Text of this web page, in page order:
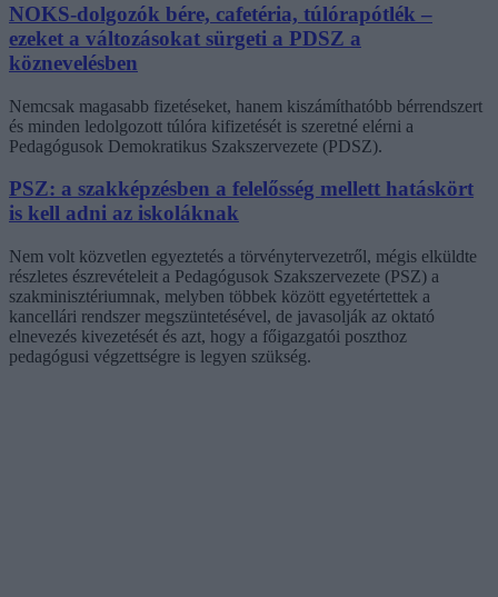
NOKS-dolgozók bére, cafetéria, túlórapótlék –
ezeket a változásokat sürgeti a PDSZ a
köznevelésben
Nemcsak magasabb fizetéseket, hanem kiszámíthatóbb bérrendszert
és minden ledolgozott túlóra kifizetését is szeretné elérni a
Pedagógusok Demokratikus Szakszervezete (PDSZ).
PSZ: a szakképzésben a felelősség mellett hatáskört
is kell adni az iskoláknak
Nem volt közvetlen egyeztetés a törvénytervezetről, mégis elküldte
részletes észrevételeit a Pedagógusok Szakszervezete (PSZ) a
szakminisztériumnak, melyben többek között egyetértettek a
kancellári rendszer megszüntetésével, de javasolják az oktató
elnevezés kivezetését és azt, hogy a főigazgatói poszthoz
pedagógusi végzettségre is legyen szükség.